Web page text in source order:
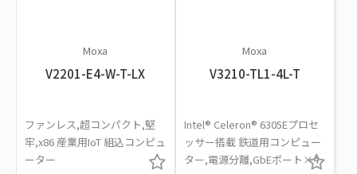
Moxa
V2201-E4-W-T-LX
ファンレス,超コンパクト,堅
牢,x86 産業用IoT 組込コンピュ
ーター
Moxa
V3210-TL1-4L-T
Intel® Celeron® 6305Eプロセ
ッサー搭載 鉄道用コンピュー
ター,電源分離,GbEポート×4